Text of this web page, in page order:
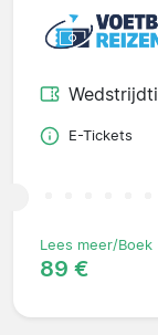
E-Tickets
Lees meer/Boek
89 €